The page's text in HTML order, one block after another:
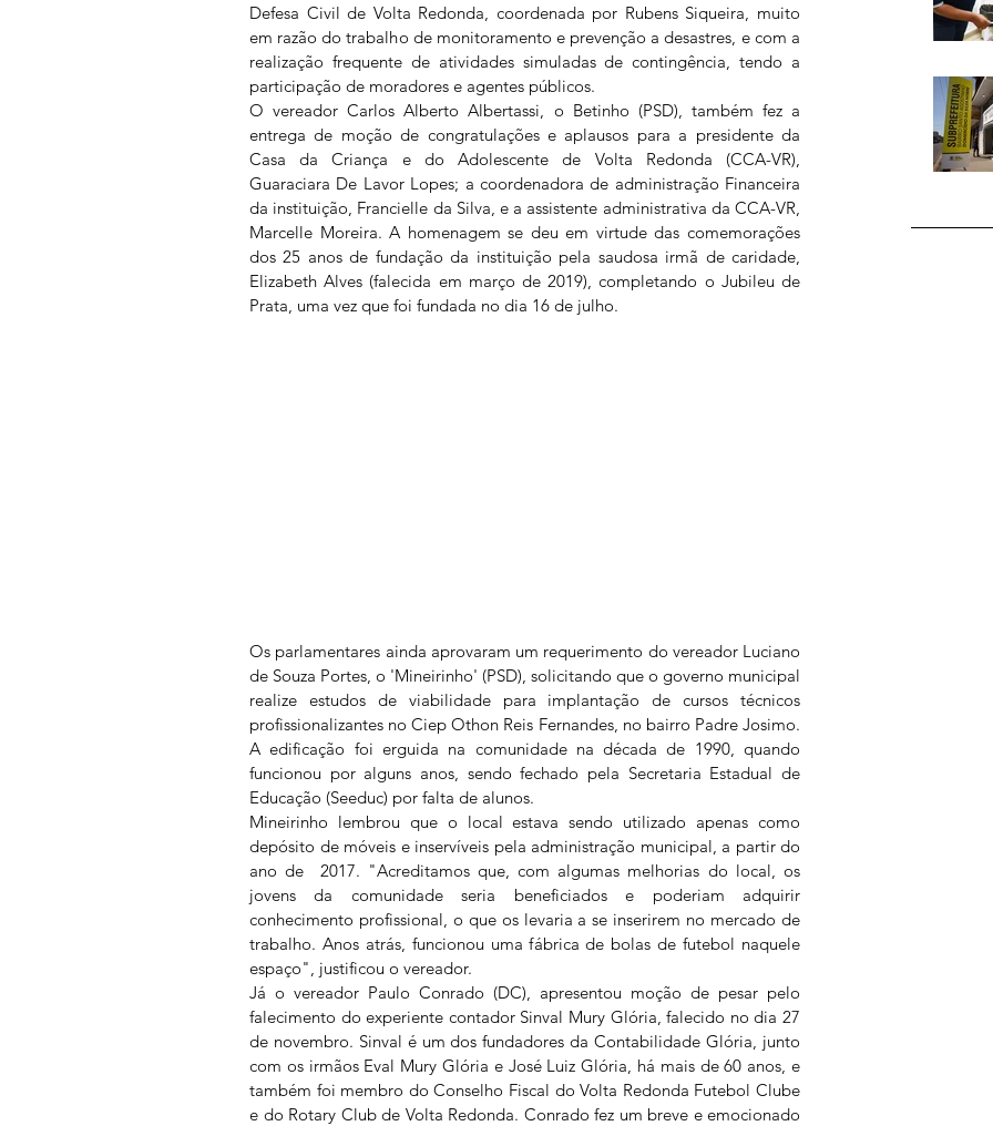
Defesa Civil de Volta Redonda, coordenada por Rubens Siqueira, muito
em razão do trabalho de monitoramento e prevenção a desastres, e com a
realização frequente de atividades simuladas de contingência, tendo a
participação de moradores e agentes públicos.
O vereador Carlos Alberto Albertassi, o Betinho (PSD), também fez a
entrega de moção de congratulações e aplausos para a presidente da
Casa da Criança e do Adolescente de Volta Redonda (CCA-VR),
Guaraciara De Lavor Lopes; a coordenadora de administração Financeira
da instituição, Francielle da Silva, e a assistente administrativa da CCA-VR,
Marcelle Moreira. A homenagem se deu em virtude das comemorações
dos 25 anos de fundação da instituição pela saudosa irmã de caridade,
Elizabeth Alves (falecida em março de 2019), completando o Jubileu de
Prata, uma vez que foi fundada no dia 16 de julho.
Os parlamentares ainda aprovaram um requerimento do vereador Luciano
de Souza Portes, o 'Mineirinho' (PSD), solicitando que o governo municipal
realize estudos de viabilidade para implantação de cursos técnicos
profissionalizantes no Ciep Othon Reis Fernandes, no bairro Padre Josimo.
A edificação foi erguida na comunidade na década de 1990, quando
funcionou por alguns anos, sendo fechado pela Secretaria Estadual de
Educação (Seeduc) por falta de alunos.
Mineirinho lembrou que o local estava sendo utilizado apenas como
depósito de móveis e inservíveis pela administração municipal, a partir do
ano de  2017. "Acreditamos que, com algumas melhorias do local, os
jovens da comunidade seria beneficiados e poderiam adquirir
conhecimento profissional, o que os levaria a se inserirem no mercado de
trabalho. Anos atrás, funcionou uma fábrica de bolas de futebol naquele
espaço", justificou o vereador.
Já o vereador Paulo Conrado (DC), apresentou moção de pesar pelo
falecimento do experiente contador Sinval Mury Glória, falecido no dia 27
de novembro. Sinval é um dos fundadores da Contabilidade Glória, junto
com os irmãos Eval Mury Glória e José Luiz Glória, há mais de 60 anos, e
também foi membro do Conselho Fiscal do Volta Redonda Futebol Clube
e do Rotary Club de Volta Redonda. Conrado fez um breve e emocionado